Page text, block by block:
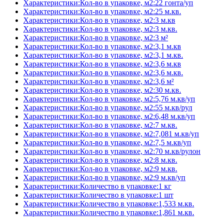
Характеристики:Кол-во в упаковке, м2:22 гонта/уп
Характеристики:Кол-во в упаковке, м2:25 м.кв.
Характеристики:Кол-во в упаковке, м2:3 м.кв
Характеристики:Кол-во в упаковке, м2:3 м.кв.
Характеристики:Кол-во в упаковке, м2:3 м²
Характеристики:Кол-во в упаковке, м2:3,1 м.кв
Характеристики:Кол-во в упаковке, м2:3,1 м.кв.
Характеристики:Кол-во в упаковке, м2:3,6 м.кв
Характеристики:Кол-во в упаковке, м2:3,6 м.кв.
Характеристики:Кол-во в упаковке, м2:3,6 м²
Характеристики:Кол-во в упаковке, м2:30 м.кв.
Характеристики:Кол-во в упаковке, м2:5,76 м.кв/уп
Характеристики:Кол-во в упаковке, м2:55 м.кв/рул
Характеристики:Кол-во в упаковке, м2:6,48 м.кв/уп
Характеристики:Кол-во в упаковке, м2:7 м.кв.
Характеристики:Кол-во в упаковке, м2:7,081 м.кв/уп
Характеристики:Кол-во в упаковке, м2:7,5 м.кв/уп
Характеристики:Кол-во в упаковке, м2:70 м.кв/рулон
Характеристики:Кол-во в упаковке, м2:8 м.кв.
Характеристики:Кол-во в упаковке, м2:9 м.кв.
Характеристики:Кол-во в упаковке, м2:9 м.кв/уп
Характеристики:Количество в упаковке:1 кг
Характеристики:Количество в упаковке:1 шт
Характеристики:Количество в упаковке:1,533 м.кв.
Характеристики:Количество в упаковке:1,861 м.кв.